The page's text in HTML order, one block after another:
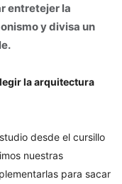
entretejer la
y divisa un
la arquitectura
desde el cursillo
nuestras
para sacar